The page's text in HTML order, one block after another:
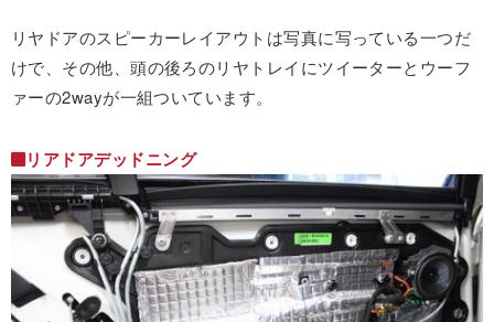
リヤドアのスピーカーレイアウトは写真に写っている一つだ
けで、その他、頭の後ろのリヤトレイにツイーターとウーフ
ァーの2wayが一組ついています。
リアドアデッドニング